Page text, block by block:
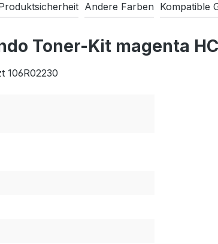
Andere Farben Kompatible
Toner-Kit magenta
106R02230